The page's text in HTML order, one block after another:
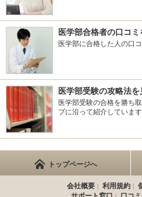
医学部合格者の口コミ
医学部に合格した人の口
医学部受験の攻略法を
医学部受験の合格を勝ち
プに沿って紹介しています
トップページへ
会社概要 利用規約